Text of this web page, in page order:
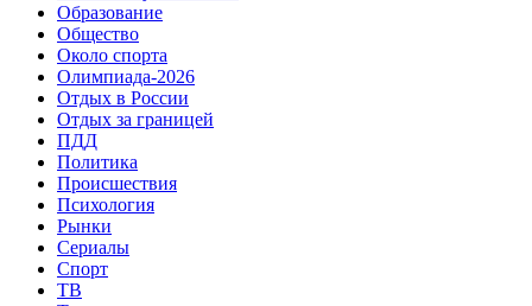
Образование
Общество
Около спорта
Олимпиада-2026
Отдых в России
Отдых за границей
ПДД
Политика
Происшествия
Психология
Рынки
Сериалы
Спорт
ТВ